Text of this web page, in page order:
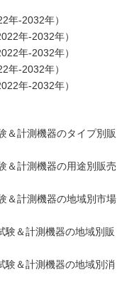
年-2032年）
年-2032年）
年-2032年）
年-2032年）
年-2032年）
＆計測機器のタイプ別販
＆計測機器の用途別販売
＆計測機器の地域別市場
験＆計測機器の地域別販
験＆計測機器の地域別消